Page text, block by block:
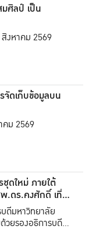
ศิลป์ เป็น
งหาคม 2569
จัดเก็บข้อมูลบน
คม 2569
ดใหม่ ภายใต้
.ดร.คงศักดิ์ เที่ยง
ดีมหาวิทยาลัย
ยรองอธิการบดีทั้ง